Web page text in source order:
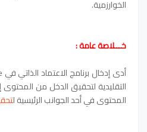
الخوارزمية.
خـــلاصة عامة :
التقليدية لتحقيق الدخل من
المحتوى في أحد الجوانب الرئيسية ل